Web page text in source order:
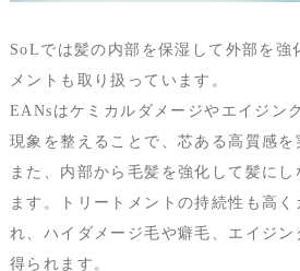
SoLでは髪の内部を保湿して外部を強
メントも取り扱っています。
EANsはケミカルダメージやエイジン
現象を整えることで、芯ある高質感を
また、内部から毛髪を強化して髪に
ます。トリートメントの持続性も高く
れ、 ハイダメージ毛や癖毛、エイジ
得られます。